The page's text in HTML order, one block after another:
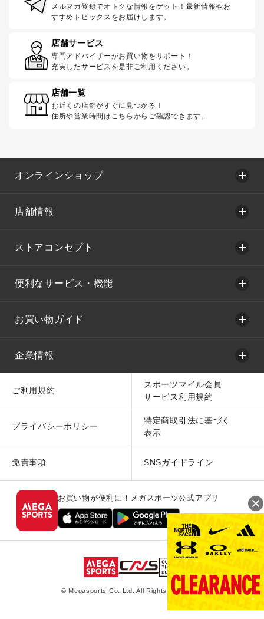
メルマガ登録でオトクな情報をゲット！最新情報やお
すすめトピックスをお届けします。
店舗サービス
専門アドバイザーがお買い物をサポート！
充実したサービスを是非ご利用ください。
店舗一覧
お近くの店舗がすぐに見つかる！
住所や営業時間はこちらからご確認できます。
オンラインショップ
店舗情報
ストアコンセプト
便利なサービス・機能
お買い物ガイド
企業情報
ご利用規約
スポーツマイル会員
サービス利用規約
プライバシーポリシー
特定商取引法に基づく
表示
免責事項 SNSガイドライン
お買い物が便利に！メガスポーツ公式アプリ
© Megasports Co. Ltd. All Rights Reserved.